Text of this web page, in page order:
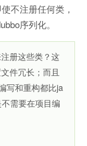
不注册任何类，
序列化。
册这些类？这
件冗长；而且
写和重构都比ja
需要在项目编